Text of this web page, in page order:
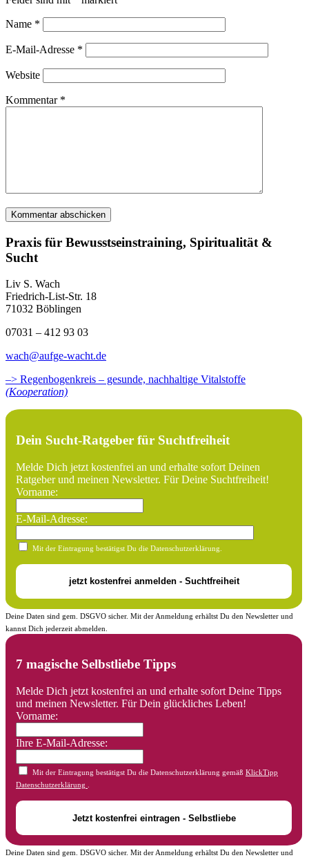
Name *
E-Mail-Adresse *
Website
Kommentar *
Praxis für Bewusstseinstraining, Spiritualität &
Sucht
Liv S. Wach
Friedrich-List-Str. 18
71032 Böblingen
07031 – 412 93 03
wach@aufge-wacht.de
–> Regenbogenkreis – gesunde, nachhaltige Vitalstoffe
(Kooperation)
Dein Sucht-Ratgeber für Suchtfreiheit
Melde Dich jetzt kostenfrei an und erhalte sofort Deinen
Ratgeber und meinen Newsletter. Für Deine Suchtfreiheit!
Vorname:
E-Mail-Adresse:
Mit der Eintragung bestätigst Du die Datenschutzerklärung.
Deine Daten sind gem. DSGVO sicher. Mit der Anmeldung erhältst Du den Newsletter und
kannst Dich jederzeit abmelden.
7 magische Selbstliebe Tipps
Melde Dich jetzt kostenfrei an und erhalte sofort Deine Tipps
und meinen Newsletter. Für Dein glückliches Leben!
Vorname:
Ihre E-Mail-Adresse:
Mit der Eintragung bestätigst Du die Datenschutzerklärung gemäß KlickTipp
Datenschutzerklärung
Deine Daten sind gem. DSGVO sicher. Mit der Anmeldung erhältst Du den Newsletter und